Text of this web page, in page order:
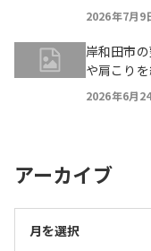
2026年7月9
岸和田市
や肩こり
2026年6月
アーカイブ